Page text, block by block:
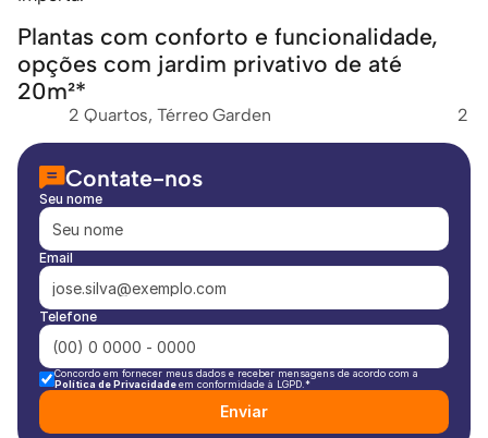
Plantas com conforto e funcionalidade,
opções com jardim privativo de até
20m²*
2 Quartos, Térreo Garden 2
Contate-nos
Seu nome
Email
Telefone
Política de Privacidade em conformidade à LGPD.*
Enviar